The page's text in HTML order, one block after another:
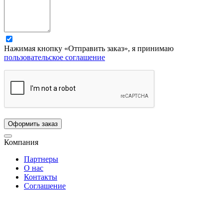
Нажимая кнопку «Отправить заказ», я принимаю
пользовательское соглашение
Компания
Партнеры
О нас
Контакты
Соглашение